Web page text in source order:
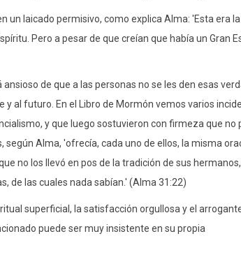
un laicado permisivo, como explica Alma: 'Esta era
Pero a pesar de que creían que había un Gran
de que a las personas no se les den esas
al futuro. En el Libro de Mormón vemos varios
y que luego sostuvieron con firmeza que no
Alma, 'ofrecía, cada uno de ellos, la misma
no los llevó en pos de la tradición de sus
de las cuales nada sabían.' (Alma 31:22)
superficial, la satisfacción orgullosa y el
puede ser muy insistente en su propia